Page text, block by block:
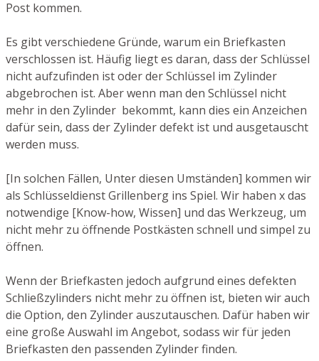
Post kommen.
Es gibt verschiedene Gründe, warum ein Briefkasten
verschlossen ist. Häufig liegt es daran, dass der Schlüssel
nicht aufzufinden ist oder der Schlüssel im Zylinder
abgebrochen ist. Aber wenn man den Schlüssel nicht
mehr in den Zylinder bekommt, kann dies ein Anzeichen
dafür sein, dass der Zylinder defekt ist und ausgetauscht
werden muss.
[In solchen Fällen, Unter diesen Umständen] kommen wir
als Schlüsseldienst Grillenberg ins Spiel. Wir haben x das
notwendige [Know-how, Wissen] und das Werkzeug, um
nicht mehr zu öffnende Postkästen schnell und simpel zu
öffnen.
Wenn der Briefkasten jedoch aufgrund eines defekten
Schließzylinders nicht mehr zu öffnen ist, bieten wir auch
die Option, den Zylinder auszutauschen. Dafür haben wir
eine große Auswahl im Angebot, sodass wir für jeden
Briefkasten den passenden Zylinder finden.